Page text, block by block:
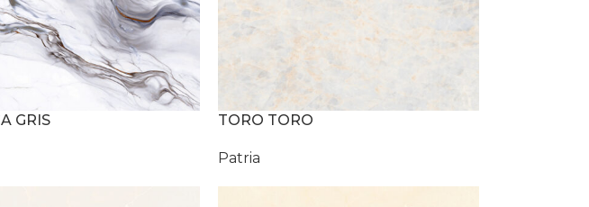
GRIS TORO TORO
Patria